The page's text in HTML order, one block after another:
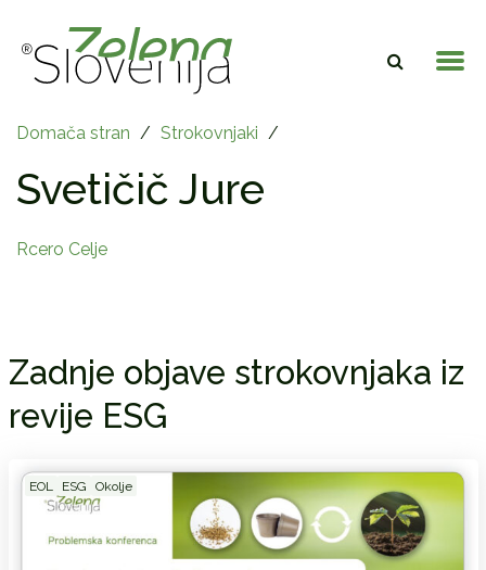
Domača stran / Strokovnjaki /
Svetičič Jure
Rcero Celje
Zadnje objave strokovnjaka iz
revije ESG
EOL ESG Okolje